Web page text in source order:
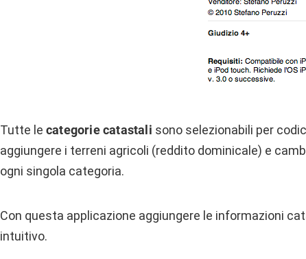
Tutte le categorie catastali sono selezionabili per
aggiungere i terreni agricoli (reddito dominicale) e
ogni singola categoria.
Con questa applicazione aggiungere le informazioni
intuitivo.